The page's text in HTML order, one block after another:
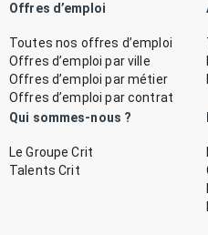
Offres d’emploi
Toutes nos offres d’emploi
Offres d’emploi par ville
Offres d’emploi par métier
Offres d’emploi par contrat
Qui sommes-nous ?
Le Groupe Crit
Talents Crit